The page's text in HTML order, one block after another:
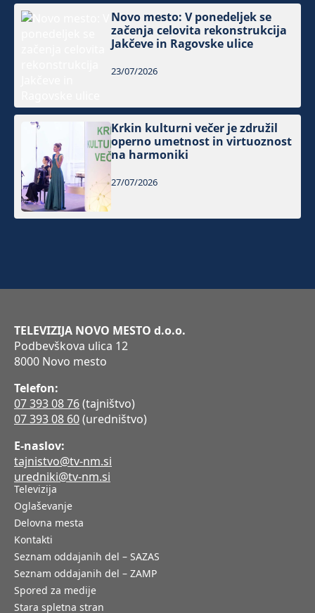
Novo mesto: V ponedeljek se
začenja celovita rekonstrukcija
Jakčeve in Ragovske ulice
23/07/2026
Krkin kulturni večer je združil
operno umetnost in virtuoznost
na harmoniki
27/07/2026
TELEVIZIJA NOVO MESTO d.o.o.
Podbevškova ulica 12
8000 Novo mesto
Telefon:
07 393 08 76(tajništvo)
07 393 08 60(uredništvo)
E-naslov:
tajnistvo@tv-nm.si
uredniki@tv-nm.si
Televizija
Oglaševanje
Delovna mesta
Kontakti
Seznam oddajanih del – SAZAS
Seznam oddajanih del – ZAMP
Spored za medije
Stara spletna stran